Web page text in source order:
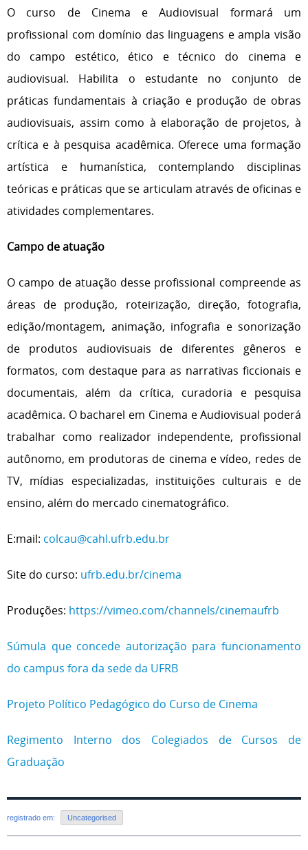
O curso de Cinema e Audiovisual formará um
profissional com domínio das linguagens e ampla visão
do campo estético, ético e técnico do cinema e
audiovisual. Habilita o estudante no conjunto de
práticas fundamentais à criação e produção de obras
audiovisuais, assim como à elaboração de projetos, à
crítica e à pesquisa acadêmica. Oferece uma formação
artística e humanística, contemplando disciplinas
teóricas e práticas que se articulam através de oficinas e
atividades complementares.
Campo de atuação
O campo de atuação desse profissional compreende as
áreas de produção, roteirização, direção, fotografia,
edição/montagem, animação, infografia e sonorização
de produtos audiovisuais de diferentes gêneros e
formatos, com destaque para as narrativas ficcionais e
documentais, além da crítica, curadoria e pesquisa
acadêmica. O bacharel em Cinema e Audiovisual poderá
trabalhar como realizador independente, profissional
autônomo, em produtoras de cinema e vídeo, redes de
TV, mídias especializadas, instituições culturais e de
ensino, além do mercado cinematográfico.
E:mail: colcau@cahl.ufrb.edu.br
Site do curso: ufrb.edu.br/cinema
Produções: https://vimeo.com/channels/cinemaufrb
Súmula que concede autorização para funcionamento
do campus fora da sede da UFRB
Projeto Político Pedagógico do Curso de Cinema
Regimento Interno dos Colegiados de Cursos de
Graduação
registrado em: Uncategorised